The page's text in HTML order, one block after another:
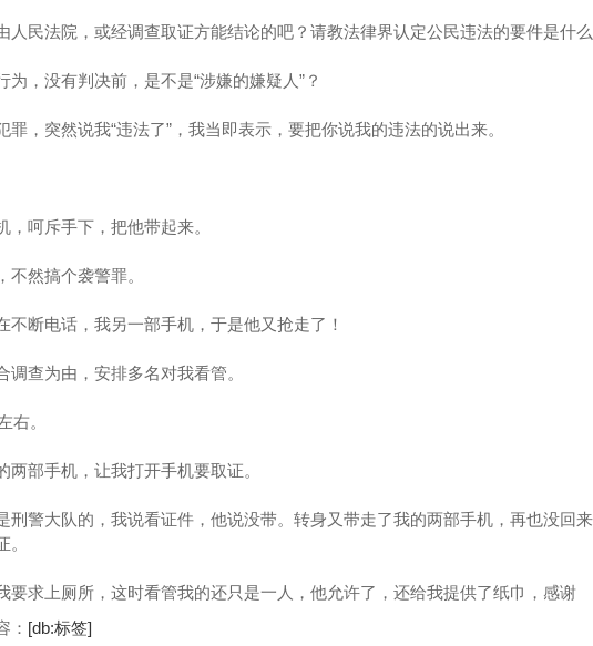
人民法院，或经调查取证方能结论的吧？请教法律界认定公民违法的要件是什
为，没有判决前，是不是“涉嫌的嫌疑人”？
罪，突然说我“违法了”，我当即表示，要把你说我的违法的说出来。
，呵斥手下，把他带起来。
然搞个袭警罪。
不断电话，我另一部手机，于是他又抢走了！
调查为由，安排多名对我看管。
右。
两部手机，让我打开手机要取证。
刑警大队的，我说看证件，他说没带。转身又带走了我的两部手机，再也没回
要求上厕所，这时看管我的还只是一人，他允许了，还给我提供了纸巾，感谢
： [db:标签]